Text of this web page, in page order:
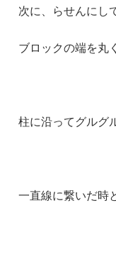
次に、らせんにし
ブロックの端を丸
柱に沿ってグルグ
一直線に繋いだ時